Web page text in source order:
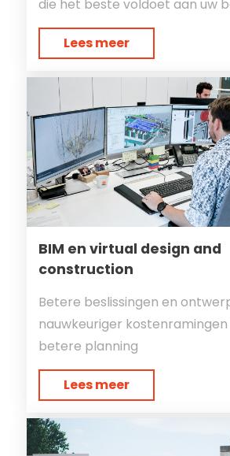
die het beste voldoet aan uw
Lees meer
BIM en virtual design and
construction
Betere beslissingen en
nauwkeuriger kostenramingen
betere planning
Lees meer